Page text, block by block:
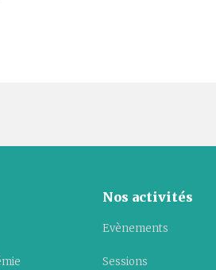
Nos activités
Evènements
Sessions